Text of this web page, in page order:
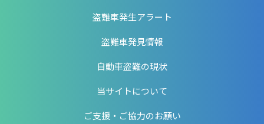
盗難車発生アラート
盗難車発見情報
自動車盗難の現状
当サイトについて
ご支援・ご協力のお願い